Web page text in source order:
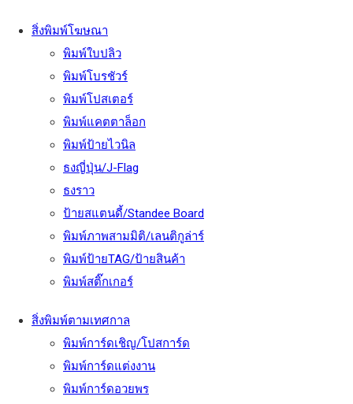
สิ่งพิมพ์โฆษณา
พิมพ์ใบปลิว
พิมพ์โบรชัวร์
พิมพ์โปสเตอร์
พิมพ์แคตตาล็อก
พิมพ์ป้ายไวนิล
ธงญี่ปุ่น/J-Flag
ธงราว
ป้ายสแตนดี้/Standee Board
พิมพ์ภาพสามมิติ/เลนติกูล่าร์
พิมพ์ป้ายTAG/ป้ายสินค้า
พิมพ์สติ๊กเกอร์
สิ่งพิมพ์ตามเทศกาล
พิมพ์การ์ดเชิญ/โปสการ์ด
พิมพ์การ์ดแต่งงาน
พิมพ์การ์ดอวยพร